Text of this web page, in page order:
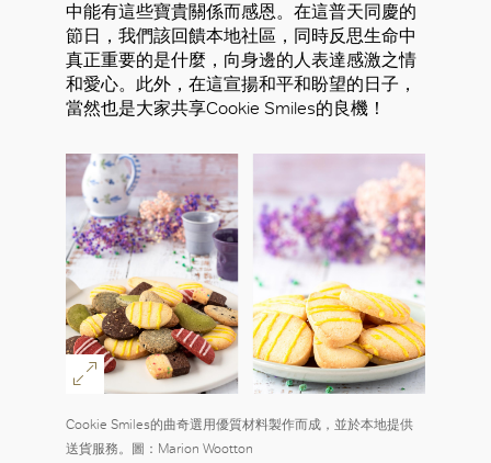
中能有這些寶貴關係而感恩。在這普天同慶的
節日，我們該回饋本地社區，同時反思生命中
真正重要的是什麼，向身邊的人表達感激之情
和愛心。此外，在這宣揚和平和盼望的日子，
當然也是大家共享Cookie Smiles的良機！
Cookie Smiles的曲奇選用優質材料製作而成，並於本地提供
送貨服務。圖：Marion Wootton